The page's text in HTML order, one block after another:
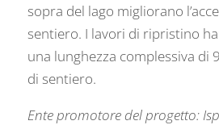
sopra del lago migliorano
sentiero. I lavori di ripristino
una lunghezza complessiva di
di sentiero.
Ente promotore del progetto: